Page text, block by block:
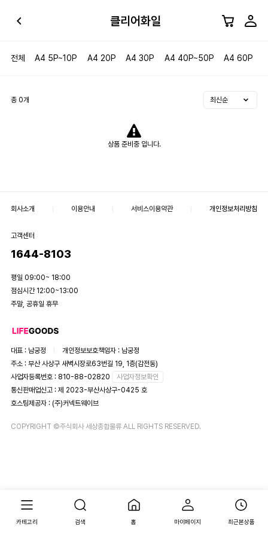
카테고리 검색 홈 마이페이지 최근본상품
클리어화일
전체 A4 5P~10P A4 20P A4 30P A4 40P~50P A4 60P
총 0개
상품 준비중 입니다.
회사소개 이용안내 서비스이용약관 개인정보처리방침
고객센터
1644-8103
평일 09:00~ 18:00
점심시간 12:00~13:00
주말, 공휴일 휴무
대표 : 남궁정
개인정보보호책임자 : 남궁정
주소 : 부산 사상구 새벽시장로63번길 19, 1층(감전동)
사업자등록번호 : 810-88-02820
사업자정보확인
통신판매업신고 : 제 2023-부산사상구-0425 호
호스팅제공자 : (주)커넥트웨이브
COPYRIGHT ©주식회사 세상종합물류 ALL RIGHTS RESERVED.